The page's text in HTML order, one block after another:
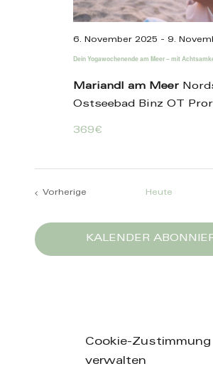
Cookie-Zustimmung
verwalten
Dein Yogawochenende am Meer – mit
6. November 2025 -9.
Mariandl am Meer
Ostseebad Binz OT
369€
Vorherige
Heute
KALENDER